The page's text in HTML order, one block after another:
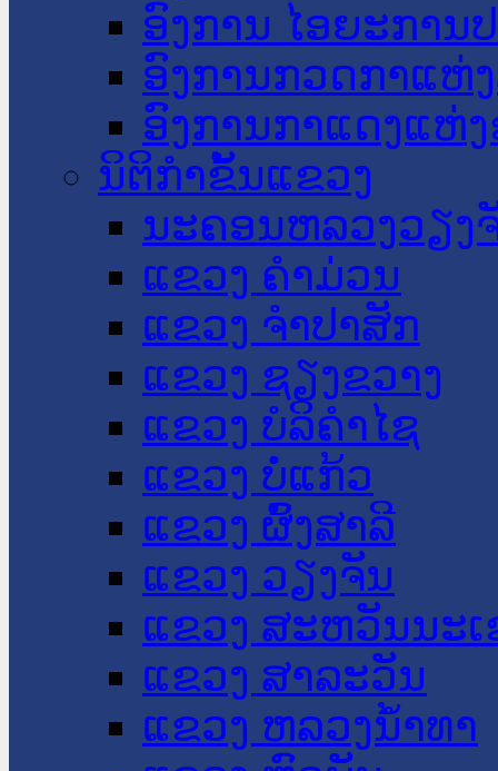
ອົງການ ໄອຍະການ
ອົງການກວດກາແຫ່
ອົງການກາແດງແຫ່
ນິຕິກໍາຂັ້ນແຂວງ
ນະ​ຄອນ​ຫລວງວຽງ
ແຂວງ ຄໍາມ່ວນ
ແຂວງ ຈໍາປາສັກ
ແຂວງ ຊຽງຂວາງ
ແຂວງ ບໍລິຄໍາໄຊ
ແຂວງ ບໍ່ແກ້ວ
ແຂວງ ຜົ້ງສາລີ
ແຂວງ ວຽງຈັນ
ແຂວງ ສະຫວັນນະ
ແຂວງ ສາລະວັນ
ແຂວງ ຫລວງນໍ້າທາ